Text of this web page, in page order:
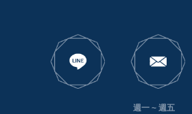
週一 ~ 週五